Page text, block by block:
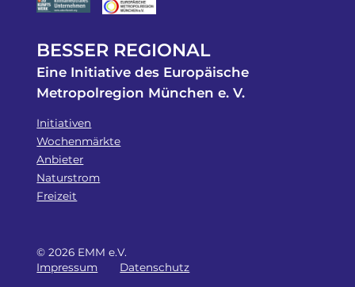
BESSER REGIONAL
Eine Initiative des Europäische
Metropolregion München e. V.
Initiativen
Wochenmärkte
Anbieter
Naturstrom
Freizeit
© 2026 EMM e.V.
Impressum
Datenschutz